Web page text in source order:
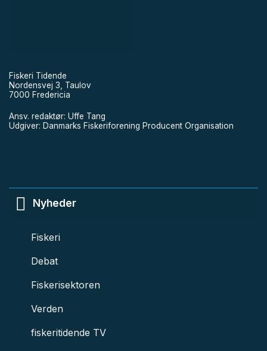
Fiskeri Tidende
Nordensvej 3, Taulov
7000 Fredericia
Ansv. redaktør: Uffe Tang
Udgiver: Danmarks Fiskeriforening Producent Organisation
Nyheder
Fiskeri
Debat
Fiskerisektoren
Verden
fiskeritidende TV